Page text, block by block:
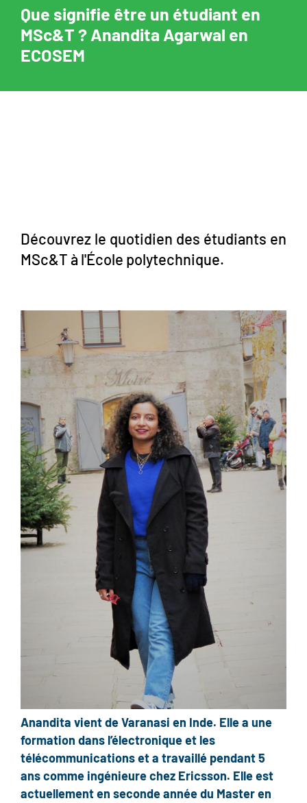
Que signifie être un étudiant en
MSc&T ? Anandita Agarwal en
ECOSEM
Découvrez le quotidien des étudiants en
MSc&T à l'École polytechnique.
Image
Anandita vient de Varanasi en Inde. Elle a une
formation dans l’électronique et les
télécommunications et a travaillé pendant 5
ans comme ingénieure chez Ericsson. Elle est
actuellement en seconde année du Master en